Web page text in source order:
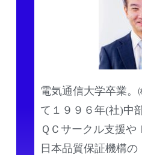
電気通信大学卒業
て１９９６年(社)中
ＱＣサークル支援や
日本品質保証機構